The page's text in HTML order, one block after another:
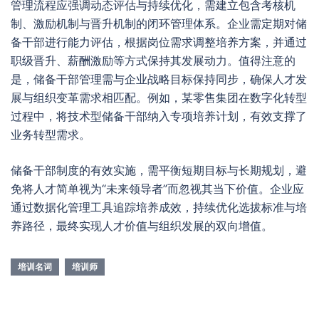
管理流程应强调动态评估与持续优化，需建立包含考核机
制、激励机制与晋升机制的闭环管理体系。企业需定期对储
备干部进行能力评估，根据岗位需求调整培养方案，并通过
职级晋升、薪酬激励等方式保持其发展动力。值得注意的
是，储备干部管理需与企业战略目标保持同步，确保人才发
展与组织变革需求相匹配。例如，某零售集团在数字化转型
过程中，将技术型储备干部纳入专项培养计划，有效支撑了
业务转型需求。
储备干部制度的有效实施，需平衡短期目标与长期规划，避
免将人才简单视为“未来领导者”而忽视其当下价值。企业应
通过数据化管理工具追踪培养成效，持续优化选拔标准与培
养路径，最终实现人才价值与组织发展的双向增值。
培训名词 培训师